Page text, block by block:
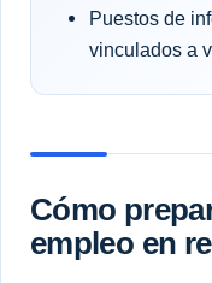
Puestos de
vinculados a
Cómo
empleo en